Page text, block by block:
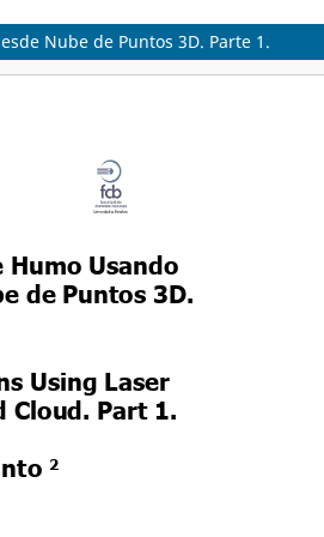
Nube de Puntos 3D. Parte 1.